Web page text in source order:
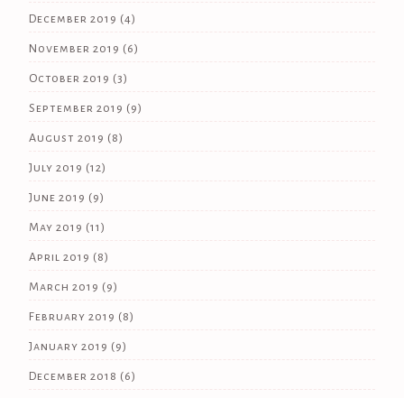
December 2019 (4)
November 2019 (6)
October 2019 (3)
September 2019 (9)
August 2019 (8)
July 2019 (12)
June 2019 (9)
May 2019 (11)
April 2019 (8)
March 2019 (9)
February 2019 (8)
January 2019 (9)
December 2018 (6)